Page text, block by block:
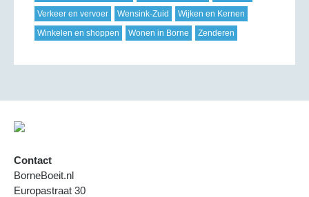
Verkeer en vervoer
Wensink-Zuid
Wijken en Kernen
Winkelen en shoppen
Wonen in Borne Zenderen
Contact
BorneBoeit.nl
Europastraat 30